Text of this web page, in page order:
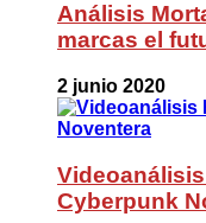
Análisis
marcas el
2 junio 2020
Cyberpunk